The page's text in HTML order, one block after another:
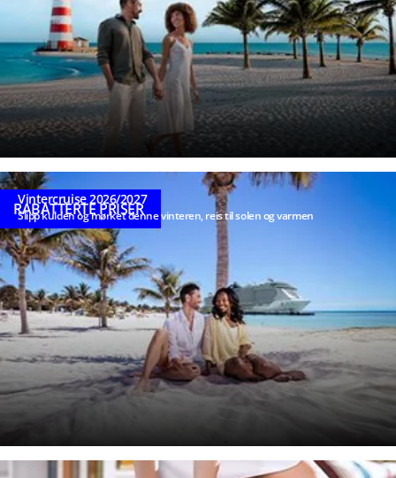
RABATTERTE PRISER
Vintercruise 2026/2027
Slipp kulden og mørket denne vinteren, reis til solen og varmen
interesser
Ved å sende inn dette
skjemaet, erklærer jeg
at jeg har lest og
forstått
personvernerklæringen
.